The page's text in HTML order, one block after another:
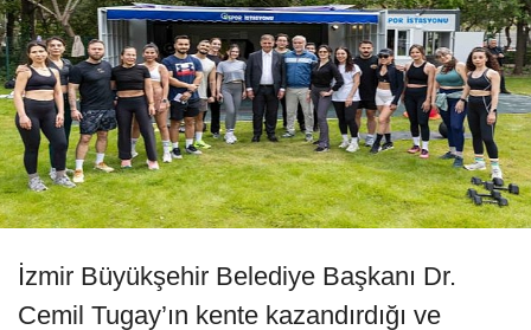
İzmir Büyükşehir Belediye Başkanı Dr.
Cemil Tugay’ın kente kazandırdığı ve